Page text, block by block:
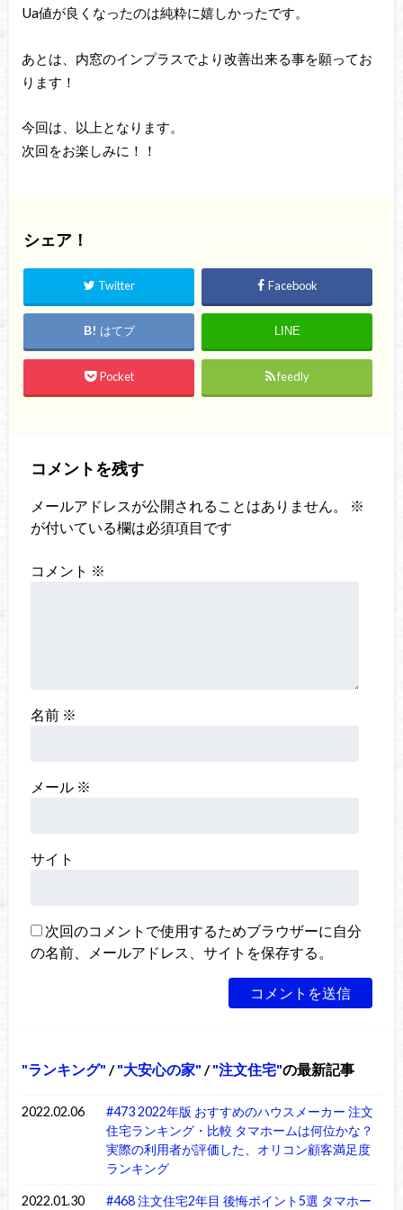
Ua値が良くなったのは純粋に嬉しかったです。
あとは、内窓のインプラスでより改善出来る事を願ってお
ります！
今回は、以上となります。
次回をお楽しみに！！
シェア！
Twitter Facebook
はてブ LINE
Pocket feedly
コメントを残す
メールアドレスが公開されることはありません。
※
が付いている欄は必須項目です
コメント ※
名前 ※
メール ※
サイト
次回のコメントで使用するためブラウザーに自分
の名前、メールアドレス、サイトを保存する。
ランキング / 大安心の家 / 注文住宅 の最新記事
2022.02.06
#473 2022年版 おすすめのハウスメーカー 注文
住宅ランキング・比較 タマホームは何位かな？
実際の利用者が評価した、オリコン顧客満足度
ランキング
2022.01.30 #468 注文住宅2年目 後悔ポイント5選 タマホー